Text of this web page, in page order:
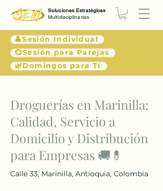
👤Sesión Individual
💞Sesión para Parejas
🌿Domingos para Tí
Soluciones Estratégicas
Multidisciplinarias
< Atrás
Droguerías en Marinilla:
Calidad, Servicio a
Domicilio y Distribución
para Empresas 🚚💊
Calle 33, Marinilla, Antioquia, Colombia